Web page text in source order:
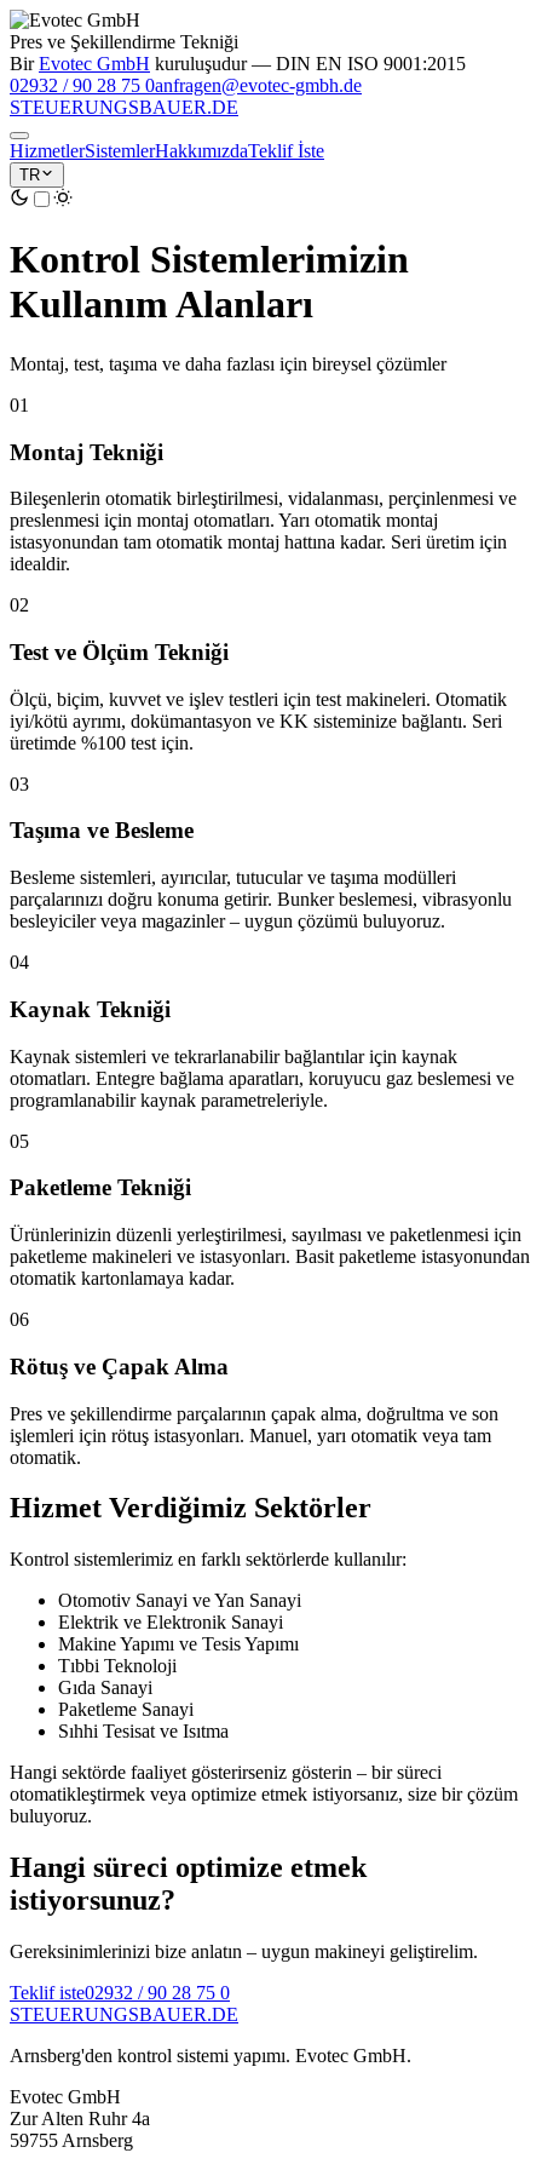
Pres ve Şekillendirme Tekniği
BirEvotec GmbH kuruluşudur — DIN EN ISO 9001:2015
02932 / 90 28 75 0anfragen@evotec-gmbh.de
STEUERUNGSBAUER.DE
HizmetlerSistemlerHakkımızdaTeklif İste
TR
Kontrol Sistemlerimizin
Kullanım Alanları
Montaj, test, taşıma ve daha fazlası için bireysel çözümler
01
Montaj Tekniği
Bileşenlerin otomatik birleştirilmesi, vidalanması, perçinlenmesi ve
preslenmesi için montaj otomatları. Yarı otomatik montaj
istasyonundan tam otomatik montaj hattına kadar. Seri üretim için
idealdir.
02
Test ve Ölçüm Tekniği
Ölçü, biçim, kuvvet ve işlev testleri için test makineleri. Otomatik
iyi/kötü ayrımı, dokümantasyon ve KK sisteminize bağlantı. Seri
üretimde %100 test için.
03
Taşıma ve Besleme
Besleme sistemleri, ayırıcılar, tutucular ve taşıma modülleri
parçalarınızı doğru konuma getirir. Bunker beslemesi, vibrasyonlu
besleyiciler veya magazinler – uygun çözümü buluyoruz.
04
Kaynak Tekniği
Kaynak sistemleri ve tekrarlanabilir bağlantılar için kaynak
otomatları. Entegre bağlama aparatları, koruyucu gaz beslemesi ve
programlanabilir kaynak parametreleriyle.
05
Paketleme Tekniği
Ürünlerinizin düzenli yerleştirilmesi, sayılması ve paketlenmesi için
paketleme makineleri ve istasyonları. Basit paketleme istasyonundan
otomatik kartonlamaya kadar.
06
Rötuş ve Çapak Alma
Pres ve şekillendirme parçalarının çapak alma, doğrultma ve son
işlemleri için rötuş istasyonları. Manuel, yarı otomatik veya tam
otomatik.
Hizmet Verdiğimiz Sektörler
Kontrol sistemlerimiz en farklı sektörlerde kullanılır:
Otomotiv Sanayi ve Yan Sanayi
Elektrik ve Elektronik Sanayi
Makine Yapımı ve Tesis Yapımı
Tıbbi Teknoloji
Gıda Sanayi
Paketleme Sanayi
Sıhhi Tesisat ve Isıtma
Hangi sektörde faaliyet gösterirseniz gösterin – bir süreci
otomatikleştirmek veya optimize etmek istiyorsanız, size bir çözüm
buluyoruz.
Hangi süreci optimize etmek
istiyorsunuz?
Gereksinimlerinizi bize anlatın – uygun makineyi geliştirelim.
Teklif iste02932 / 90 28 75 0
STEUERUNGSBAUER.DE
Arnsberg'den kontrol sistemi yapımı. Evotec GmbH.
Evotec GmbH
Zur Alten Ruhr 4a
59755 Arnsberg